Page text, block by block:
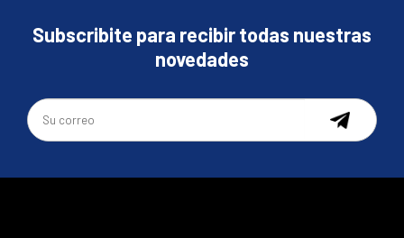
Subscribite para recibir todas nuestras
novedades